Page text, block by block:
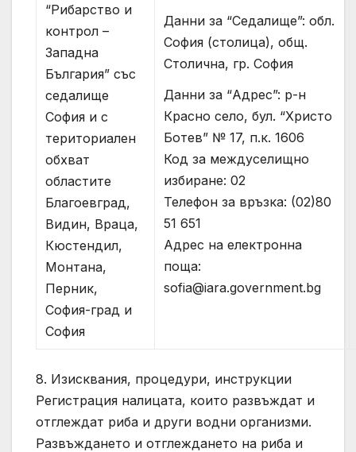
“Рибарство и
контрол –
Западна
България” със
седалище
София и с
териториален
обхват
областите
Благоевград,
Видин, Враца,
Кюстендил,
Монтана,
Перник,
София-град и
София
Данни за “Седалище”: обл.
София (столица), общ.
Столична, гр. София
Данни за “Адрес”: р-н
Красно село, бул. “Христо
Ботев” № 17, п.к. 1606
Код за междуселищно
избиране: 02
Телефон за връзка: (02)80
51 651
Адрес на електронна
поща:
sofia@iara.government.bg
8. Изисквания, процедури, инструкции
Регистрация налицата, които развъждат и
отглеждат риба и други водни организми.
Развъждането и отглеждането на риба и